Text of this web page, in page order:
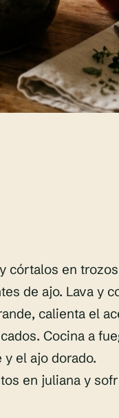
córtalos en
de ajo. Lava y
calienta el
Cocina a
el ajo dorado.
en juliana y